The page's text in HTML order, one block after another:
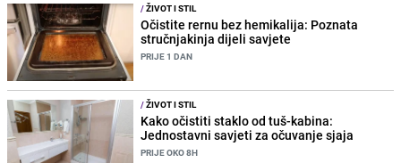
/ŽIVOT I STIL
Očistite rernu bez hemikalija: Poznata
stručnjakinja dijeli savjete
PRIJE 1 DAN
/ŽIVOT I STIL
Kako očistiti staklo od tuš-kabina:
Jednostavni savjeti za očuvanje sjaja
PRIJE OKO 8H